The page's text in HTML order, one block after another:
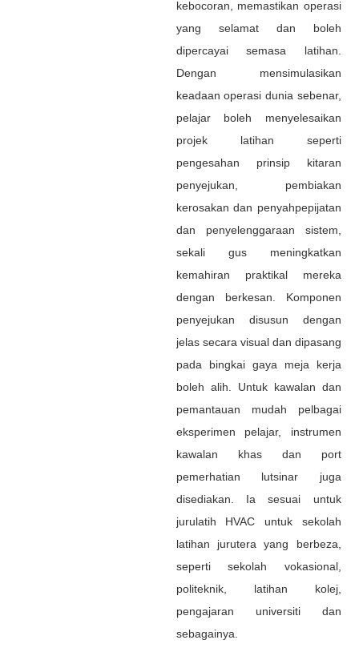
kebocoran, memastikan operasi
yang selamat dan boleh
dipercayai semasa latihan.
Dengan mensimulasikan
keadaan operasi dunia sebenar,
pelajar boleh menyelesaikan
projek latihan seperti
pengesahan prinsip kitaran
penyejukan, pembiakan
kerosakan dan penyahpepijatan
dan penyelenggaraan sistem,
sekali gus meningkatkan
kemahiran praktikal mereka
dengan berkesan. Komponen
penyejukan disusun dengan
jelas secara visual dan dipasang
pada bingkai gaya meja kerja
boleh alih. Untuk kawalan dan
pemantauan mudah pelbagai
eksperimen pelajar, instrumen
kawalan khas dan port
pemerhatian lutsinar juga
disediakan. Ia sesuai untuk
jurulatih HVAC untuk sekolah
latihan jurutera yang berbeza,
seperti sekolah vokasional,
politeknik, latihan kolej,
pengajaran universiti dan
sebagainya.